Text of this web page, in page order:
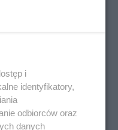
i
identyfikatory,
odbiorców oraz
danych